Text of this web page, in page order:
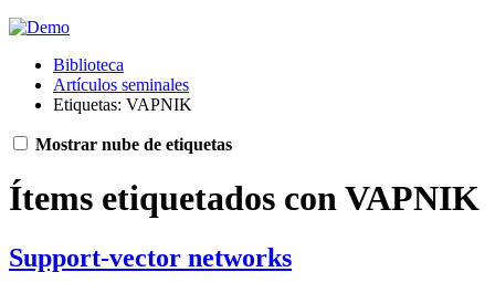
Biblioteca
Artículos seminales
Etiquetas: VAPNIK
Mostrar nube de etiquetas
Ítems etiquetados con VAPNIK
Support-vector networks